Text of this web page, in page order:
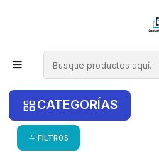
CATEGORÍAS
Inicio Samsung
Samsung A26
FILTROS